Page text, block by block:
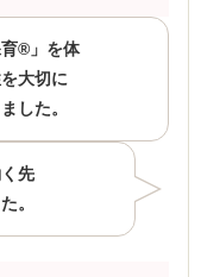
®」を体
大切に
した。
先
。